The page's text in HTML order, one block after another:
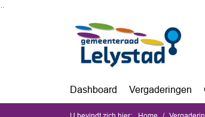
Dashboard Vergaderingen